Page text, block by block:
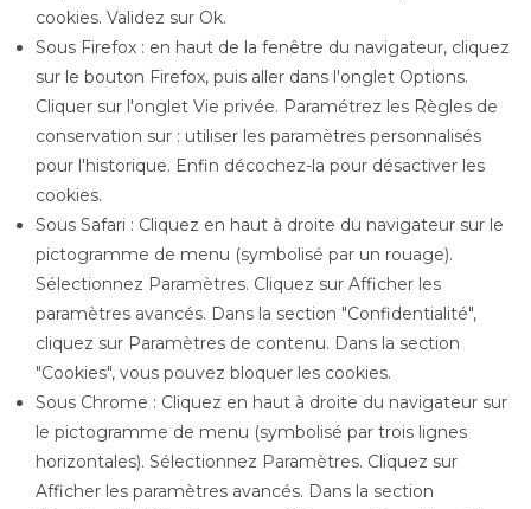
cookies. Validez sur Ok.
Sous Firefox : en haut de la fenêtre du navigateur, cliquez
sur le bouton Firefox, puis aller dans l'onglet Options.
Cliquer sur l'onglet Vie privée. Paramétrez les Règles de
conservation sur : utiliser les paramètres personnalisés
pour l'historique. Enfin décochez-la pour désactiver les
cookies.
Sous Safari : Cliquez en haut à droite du navigateur sur le
pictogramme de menu (symbolisé par un rouage).
Sélectionnez Paramètres. Cliquez sur Afficher les
paramètres avancés. Dans la section "Confidentialité",
cliquez sur Paramètres de contenu. Dans la section
"Cookies", vous pouvez bloquer les cookies.
Sous Chrome : Cliquez en haut à droite du navigateur sur
le pictogramme de menu (symbolisé par trois lignes
horizontales). Sélectionnez Paramètres. Cliquez sur
Afficher les paramètres avancés. Dans la section